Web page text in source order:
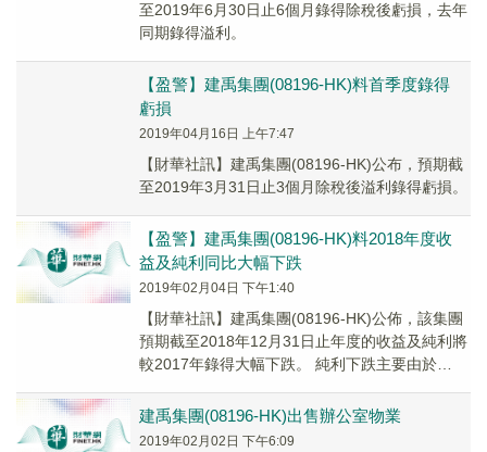
至2019年6月30日止6個月錄得除稅後虧損，去年
同期錄得溢利。
【盈警】建禹集團(08196-HK)料首季度錄得
虧損
2019年04月16日 上午7:47
【財華社訊】建禹集團(08196-HK)公布，預期截
至2019年3月31日止3個月除稅後溢利錄得虧損。
【盈警】建禹集團(08196-HK)料2018年度收
益及純利同比大幅下跌
2019年02月04日 下午1:40
【財華社訊】建禹集團(08196-HK)公佈，該集團
預期截至2018年12月31日止年度的收益及純利將
較2017年錄得大幅下跌。 純利下跌主要由於
建禹集團(08196-HK)出售辦公室物業
2019年02月02日 下午6:09